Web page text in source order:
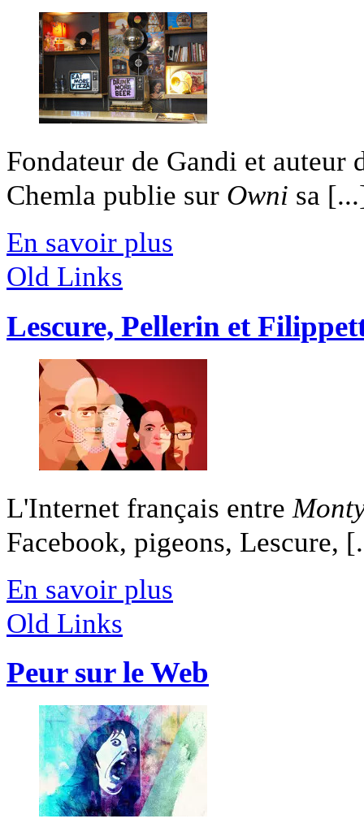
Fondateur de Gandi et auteur
Chemla publie sur Owni sa
En savoir plus
Old Links
Lescure, Pellerin et
L'Internet français entre
Facebook, pigeons, Lescure,
En savoir plus
Old Links
Peur sur le Web